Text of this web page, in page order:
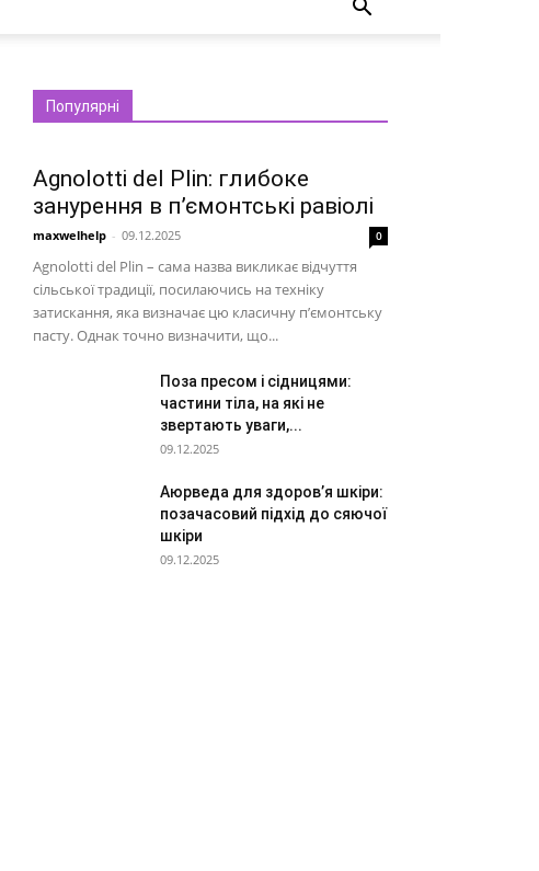
Популярні
Agnolotti del Plin: глибоке
занурення в п’ємонтські равіолі
maxwelhelp - 09.12.2025 0
Agnolotti del Plin – сама назва викликає відчуття
сільської традиції, посилаючись на техніку
затискання, яка визначає цю класичну п’ємонтську
пасту. Однак точно визначити, що...
Поза пресом і сідницями:
частини тіла, на які не
звертають уваги,...
09.12.2025
Аюрведа для здоров’я шкіри:
позачасовий підхід до сяючої
шкіри
09.12.2025